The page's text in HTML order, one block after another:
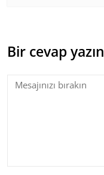
Bir cevap yazın